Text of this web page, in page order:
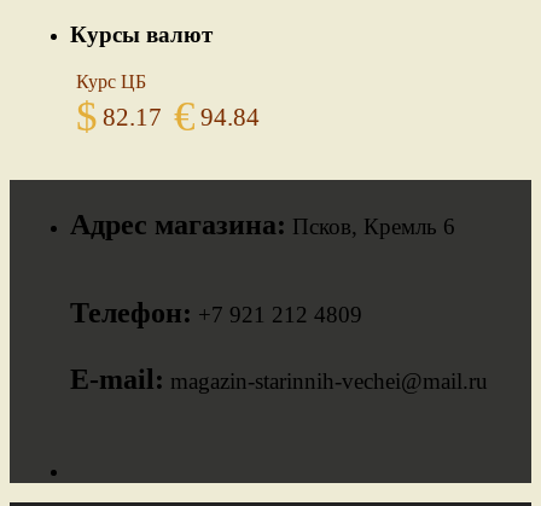
Курсы валют
Курс ЦБ
$ 82.17 € 94.84
Адрес магазина: Псков, Кремль 6
Телефон: +7 921 212 4809
E-mail: magazin-starinnih-vechei@mail.ru